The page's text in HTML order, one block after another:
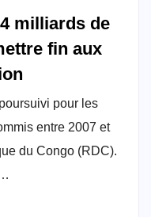
milliards de
fin aux
pour les
entre 2007 et
du Congo (RDC).